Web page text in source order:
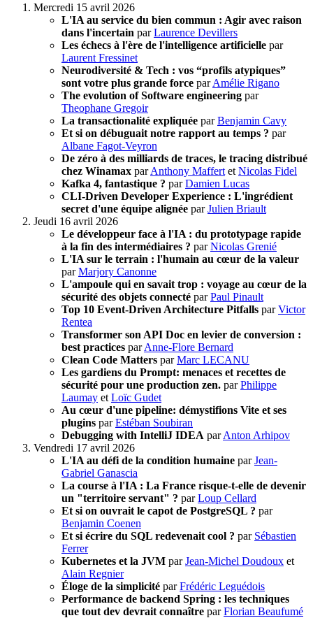
Mercredi 15 avril 2026
L'IA au service du bien commun : Agir avec raison
dans l'incertain parLaurence Devillers
Les échecs à l'ère de l'intelligence artificielle par
Laurent Fressinet
Neurodiversité & Tech : vos “profils atypiques”
sont votre plus grande force parAmélie Rigano
The evolution of Software engineering par
Theophane Gregoir
La transactionalité expliquée parBenjamin Cavy
Et si on débuguait notre rapport au temps ? par
Albane Fagot-Veyron
De zéro à des milliards de traces, le tracing distribué
chez Winamax parAnthony Maffert et Nicolas Fidel
Kafka 4, fantastique ? parDamien Lucas
CLI-Driven Developer Experience : L'ingrédient
secret d'une équipe alignée parJulien Briault
Jeudi 16 avril 2026
Le développeur face à l'IA : du prototypage rapide
à la fin des intermédiaires ? parNicolas Grenié
L'IA sur le terrain : l'humain au cœur de la valeur
parMarjory Canonne
L'ampoule qui en savait trop : voyage au cœur de la
sécurité des objets connecté parPaul Pinault
Top 10 Event-Driven Architecture Pitfalls parVictor
Rentea
Transformer son API Doc en levier de conversion :
best practices parAnne-Flore Bernard
Clean Code Matters parMarc LECANU
Les gardiens du Prompt: menaces et recettes de
sécurité pour une production zen. parPhilippe
Laumay et Loïc Gudet
Au cœur d'une pipeline: démystifions Vite et ses
plugins parEstéban Soubiran
Debugging with IntelliJ IDEA parAnton Arhipov
Vendredi 17 avril 2026
L'IA au défi de la condition humaine parJean-
Gabriel Ganascia
La course à l'IA : La France risque-t-elle de devenir
un "territoire servant" ? parLoup Cellard
Et si on ouvrait le capot de PostgreSQL ? par
Benjamin Coenen
Et si écrire du SQL redevenait cool ? par Sébastien
Ferrer
Kubernetes et la JVM parJean-Michel Doudoux et
Alain Regnier
Éloge de la simplicité parFrédéric Leguédois
Performance de backend Spring : les techniques
que tout dev devrait connaître parFlorian Beaufumé